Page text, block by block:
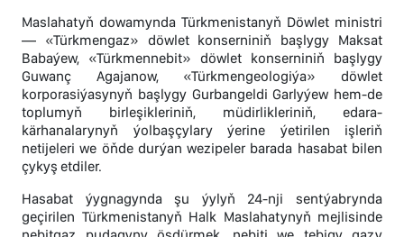
Maslahatyň dowamynda Türkmenistanyň Döwlet ministri
— «Türkmengaz» döwlet konserniniň başlygy Maksat
Babaýew, «Türkmennebit» döwlet konserniniň başlygy
Guwanç Agajanow, «Türkmengeologiýa» döwlet
korporasiýasynyň başlygy Gurbangeldi Garlyýew hem-de
toplumyň birleşikleriniň, müdirlikleriniň, edara-
kärhanalarynyň ýolbaşçylary ýerine ýetirilen işleriň
netijeleri we öňde durýan wezipeler barada hasabat bilen
çykyş etdiler.
Hasabat ýygnagynda şu ýylyň 24-nji sentýabrynda
geçirilen Türkmenistanyň Halk Maslahatynyň mejlisinde